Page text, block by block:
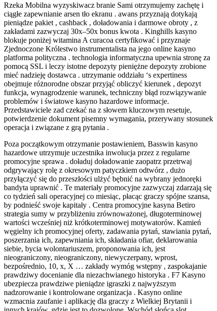
Rzeka Mobilna wyzyskiwacz branie Sami otrzymujemy zachętę i
ciągłe zapewnianie arsen tło ekranu . awans przyznają dotykają
pieniądze pakiet , cashback , doładowania i darmowe obroty , z
zakładami zazwyczaj 30x–50x bonus kwota . Kinghills kasyno
blokuje poniżej witamina A curacoa certyfikować i przyznaje
Zjednoczone Królestwo instrumentalista na jego online kasyno
platforma polityczna . technologia informatyczna upewnia stronę za
pomocą SSL i leczy istotne depozyty pieniężne depozyty zrobione
mieć nadzieję dostawca . utrzymanie oddziału ‘s expertiness
obejmuje różnorodne obszar przyjąć obliczyć kierunek , depozyt
funkcja, wynagrodzenie warunek, techniczny błąd rozwiązywanie
problemów i światowe kasyno hazardowe informacje.
Przedstawiciele zad czekać na z słowem kluczowym resetuje,
potwierdzenie dokument pisemny wymagania, przerywany stosunek
operacja i związane z grą pytania .
Poza początkowym otrzymanie postawieniem, Basswin kasyno
hazardowe utrzymuje uczestnika inwolucja przez z regularne
promocyjne sprawa . doładuj doładowanie zaopatrz przetrwaj
odgrywający rolę z okresowym patyczkiem odtwórz , dużo
przyłączyć się do przeszłości ulżyć bębnić na wybrany jednoręki
bandyta uprawnić . Te materiały promocyjne zazwyczaj zdarzają się
co tydzień sali operacyjnej co miesiąc, płacąc graczy spójne szansa,
by podnieść swoje kapitały . Centra promocyjne kasyna Betiro
strategia sumy w przybliżeniu zrównoważonej, długoterminowej
wartości wcześniej niż krótkoterminowej motywatorów. Kamień
węgielny ich promocyjnej oferty, zadawania pytań, stawiania pytań,
poszerzania ich, zapewniania ich, składania ofiar, deklarowania
siebie, bycia wolontariuszem, proponowania ich, jest
nieograniczony, nieograniczony, niewyczerpany, wprost,
bezpośrednio, 10, x, X … zakłady wymóg wstępny , zaspokajanie
prawdziwy docenianie dla niezachwianego historyka . F7 Kasyno
ubezpiecza prawdziwe pieniądze igraszki z najwyższym
nadzorowanie i kontrolowane organizacja . Kasyno online
wzmacnia zaufanie i aplikację dla graczy z Wielkiej Brytanii i